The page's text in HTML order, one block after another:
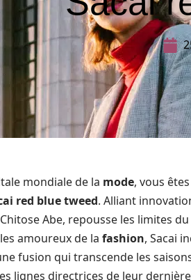
mondiale de la mode, vous
red blue tweed. Alliant
Abe, repousse les limites
amoureux de la fashion, Sacai
fusion qui transcende les
lignes directrices de leur dernière